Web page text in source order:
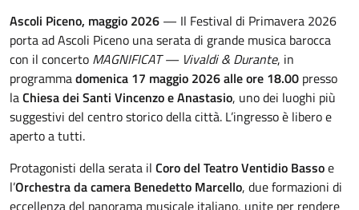
Ascoli Piceno, maggio 2026 — Il Festival di Primavera 2026
porta ad Ascoli Piceno una serata di grande musica barocca
con il concerto MAGNIFICAT — Vivaldi & Durante, in
programmadomenica 17 maggio 2026 alle ore 18.00 presso
laChiesa dei Santi Vincenzo e Anastasio, uno dei luoghi più
suggestivi del centro storico della città. L’ingresso è libero e
aperto a tutti.
Protagonisti della serata il Coro del Teatro Ventidio Bassoe
l’Orchestra da camera Benedetto Marcello, due formazioni di